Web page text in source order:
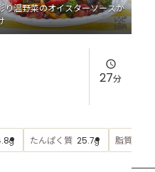
り温野菜のオイスターソースか
27分
g たんぱく質 25.7g 脂質